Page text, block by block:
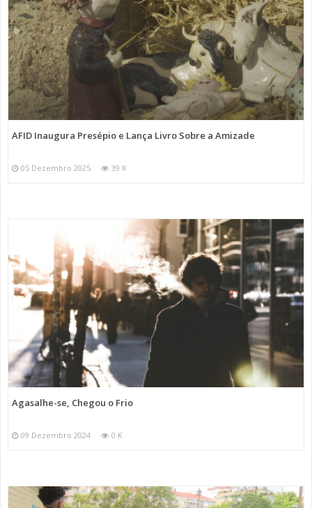
AFID Inaugura Presépio e Lança Livro Sobre a Amizade
05 Dezembro 2025 39 K
Agasalhe-se, Chegou o Frio
09 Dezembro 2024 0 K